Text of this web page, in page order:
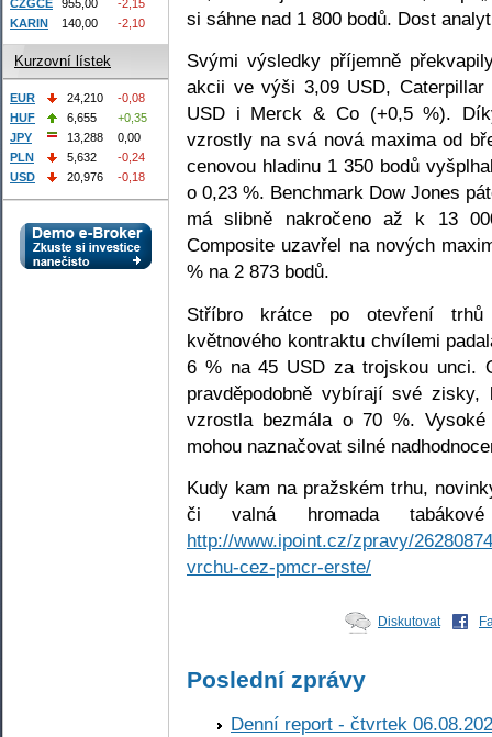
si sáhne nad 1 800 bodů. Dost
Svými výsledky příjemně
akcii ve výši 3,09 USD,
USD i Merck & Co (+0,5 %).
vzrostly na svá nová maxima od
cenovou hladinu 1 350 bodů
o 0,23 %. Benchmark Dow Jones
má slibně nakročeno až k 13
Composite uzavřel na nových
% na 2 873 bodů.
Stříbro krátce po otevření trhů
květnového kontraktu chvílemi
6 % na 45 USD za trojskou unci.
pravděpodobně vybírají své
vzrostla bezmála o 70 %.
mohou naznačovat silné
Kudy kam na pražském trhu,
či valná hromada
http://www.ipoint.cz/zpravy/
vrchu-cez-pmcr-erste/
Diskutovat
Poslední zprávy
Denní report - čtvrtek
CZGCE
955,00
-2,15
KARIN
140,00 -2,10
Kurzovní lístek
EUR 24,210
-0,08
HUF
6,655
+0,35
JPY
13,288
0,00
PLN
5,632
-0,24
USD
20,976 -0,18